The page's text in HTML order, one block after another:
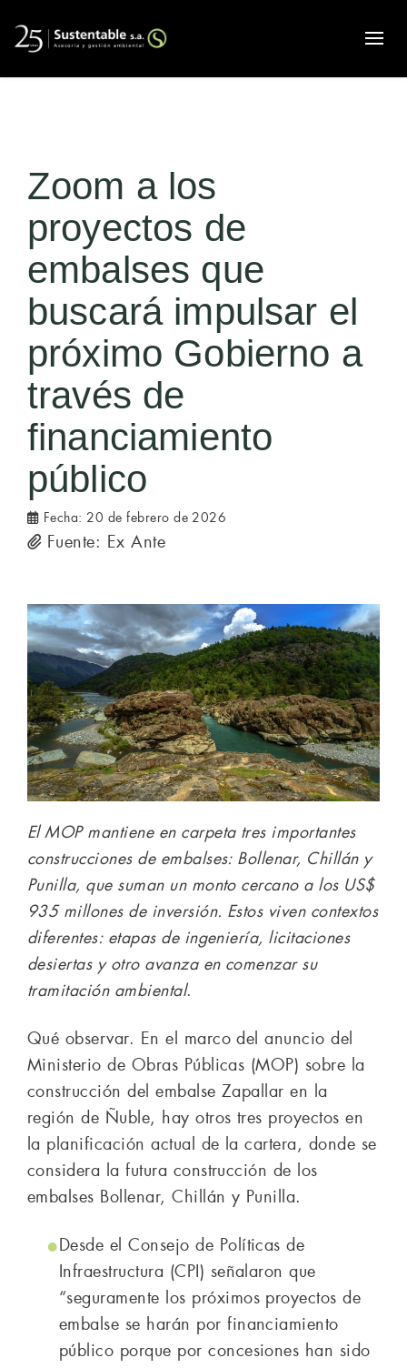
Zoom a los
proyectos de
embalses que
buscará impulsar el
próximo Gobierno a
través de
financiamiento
público
Fecha: 20 de febrero de 2026
Fuente: Ex Ante
El MOP mantiene en carpeta tres importantes
construcciones de embalses: Bollenar, Chillán y
Punilla, que suman un monto cercano a los US$
935 millones de inversión. Estos viven contextos
diferentes: etapas de ingeniería, licitaciones
desiertas y otro avanza en comenzar su
tramitación ambiental.
Qué observar. En el marco del anuncio del
Ministerio de Obras Públicas (MOP) sobre la
construcción del embalse Zapallar en la
región de Ñuble, hay otros tres proyectos en
la planificación actual de la cartera, donde se
considera la futura construcción de los
embalses Bollenar, Chillán y Punilla.
Desde el Consejo de Políticas de
Infraestructura (CPI) señalaron que
“seguramente los próximos proyectos de
embalse se harán por financiamiento
público porque por concesiones han sido